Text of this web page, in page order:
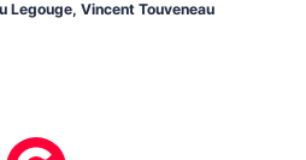
Legouge, Vincent Touveneau